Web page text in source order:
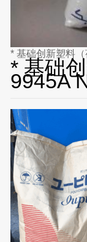
* 基础创新塑料
* 基础
9945A